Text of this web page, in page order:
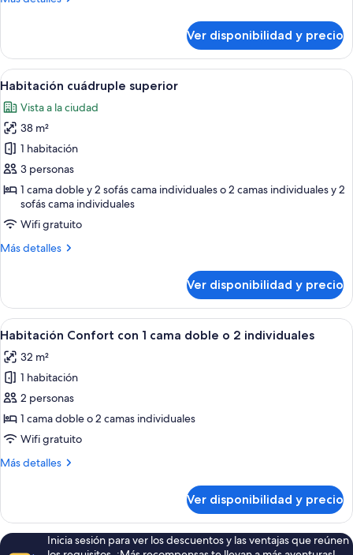
cuádruple
Confort
Ver disponibilidad y precio
Ver
todas
las
fotos
de
Habitación
cuádruple
superior
Caja de seguridad en la habitación,
11
Habitación cuádruple superior
Vista a la ciudad
38 m²
1 habitación
3 personas
1 cama doble y 2 sofás cama individuales o 2 camas individuales y 2
sofás cama individuales
Wifi gratuito
Más detalles
Más
cuádruple
superior
Ver disponibilidad y precio
Ver
todas
las
fotos
de
Habitación
Confort
1
o
2
Caja de seguridad en la habitación,
10
Habitación Confort con 1 cama doble o 2 individuales
32 m²
1 habitación
2 personas
1 cama doble o 2 camas individuales
Wifi gratuito
Más detalles
Más
Confort
con
1
Ver disponibilidad y precio
Inicia sesión para ver los descuentos y las ventajas que reúnen